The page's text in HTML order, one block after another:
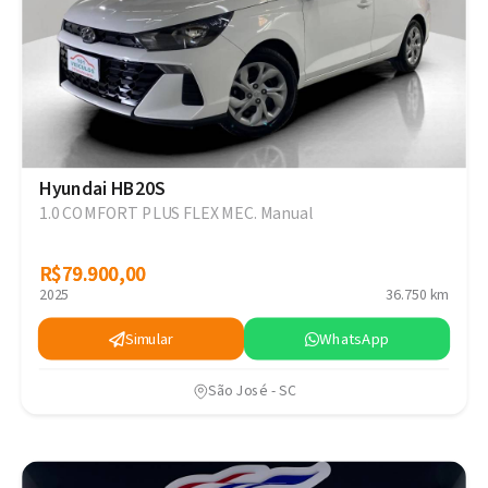
Hyundai HB20S
1.0 COMFORT PLUS FLEX MEC. Manual
R$79.900,00
R$79.900,00
2025 36.750 km
Simular WhatsApp
São José - SC